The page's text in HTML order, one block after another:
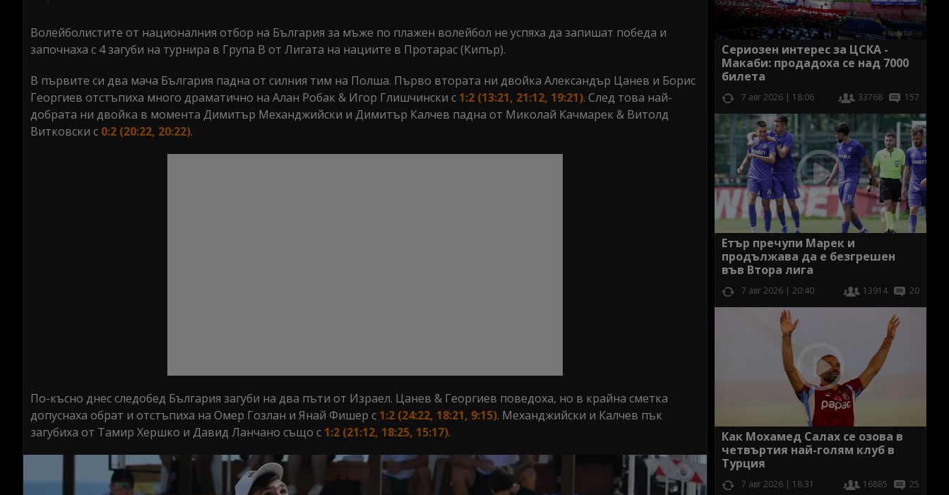
Волейболистите от националния отбор на България за мъже по плажен волейбол не успяха да запишат победа и
започнаха с 4 загуби на турнира в Група В от Лигата на нациите в Протарас (Кипър).
В първите си два мача България падна от силния тим на Полша. Първо втората ни двойка Александър Цанев и Борис
Георгиев отстъпиха много драматично на Алан Робак & Игор Глишчински с 1:2 (13:21, 21:12, 19:21). След това най-
добрата ни двойка в момента Димитър Механджийски и Димитър Калчев падна от Миколай Качмарек & Витолд
Витковски с 0:2 (20:22, 20:22).
По-късно днес следобед България загуби на два пъти от Израел. Цанев & Георгиев поведоха, но в крайна сметка
допуснаха обрат и отстъпиха на Омер Гозлан и Янай Фишер с 1:2 (24:22, 18:21, 9:15). Механджийски и Калчев пък
загубиха от Тамир Хершко и Давид Ланчано също с 1:2 (21:12, 18:25, 15:17).
Сериозен интерес за ЦСКА -
Макаби: продадоха се над 7000
билета
7 авг 2026 | 18:06 33768 157
Етър пречупи Марек и
продължава да е безгрешен
във Втора лига
7 авг 2026 | 20:40 13914 20
Как Мохамед Салах се озова в
четвъртия най-голям клуб в
Турция
7 авг 2026 | 18:31 16885 25